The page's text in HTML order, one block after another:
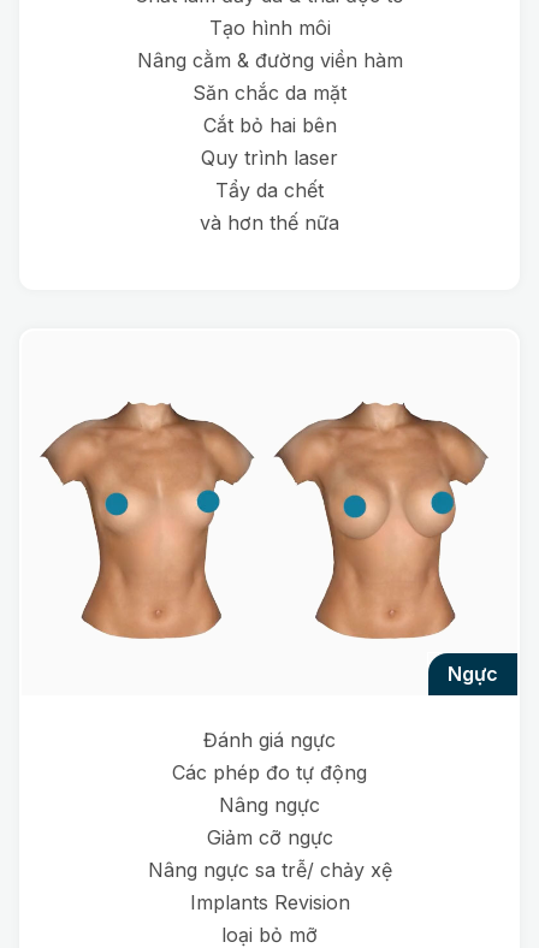
Tạo hình môi
Nâng cằm & đường viền hàm
Săn chắc da mặt
Cắt bỏ hai bên
Quy trình laser
Tẩy da chết
và hơn thế nữa
ngực
Đánh giá ngực
Các phép đo tự động
Nâng ngực
Giảm cỡ ngực
Nâng ngực sa trễ/ chảy xệ
Implants Revision
loại bỏ mỡ